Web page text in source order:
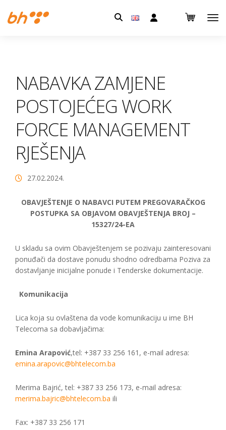
Pretraga:
NABAVKA ZAMJENE
POSTOJEĆEG WORK
FORCE MANAGEMENT
RJEŠENJA
27.02.2024.
OBAVJEŠTENJE O NABAVCI PUTEM PREGOVARAČKOG
POSTUPKA SA OBJAVOM OBAVJEŠTENJA BROJ –
15327/24-EA
U skladu sa ovim Obavještenjem se pozivaju zainteresovani
ponuđači da dostave ponudu shodno odredbama Poziva za
dostavljanje inicijalne ponude i Tenderske dokumentacije.
Komunikacija
Lica koja su ovlaštena da vode komunikaciju u ime BH
Telecoma sa dobavljačima:
Emina Arapović,tel: +387 33 256 161, e-mail adresa:
emina.arapovic@bhtelecom.ba
Merima Bajrić, tel: +387 33 256 173, e-mail adresa:
merima.bajric@bhtelecom.ba ili
Fax: +387 33 256 171